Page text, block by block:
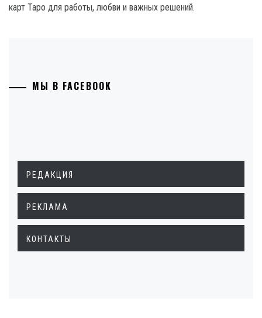
карт Таро для работы, любви и важных решений.
МЫ В FACEBOOK
РЕДАКЦИЯ
РЕКЛАМА
КОНТАКТЫ